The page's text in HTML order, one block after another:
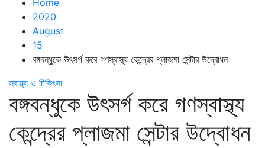
Home
2020
August
15
বঙ্গবন্ধুকে উৎসর্গ করে গণস্বাস্থ্য কেন্দ্রের প্লাজমা সেন্টার উদ্বোধন
স্বাস্থ্য ও চিকিৎসা
বঙ্গবন্ধুকে উৎসর্গ করে গণস্বাস্থ্য
কেন্দ্রের প্লাজমা সেন্টার উদ্বোধন